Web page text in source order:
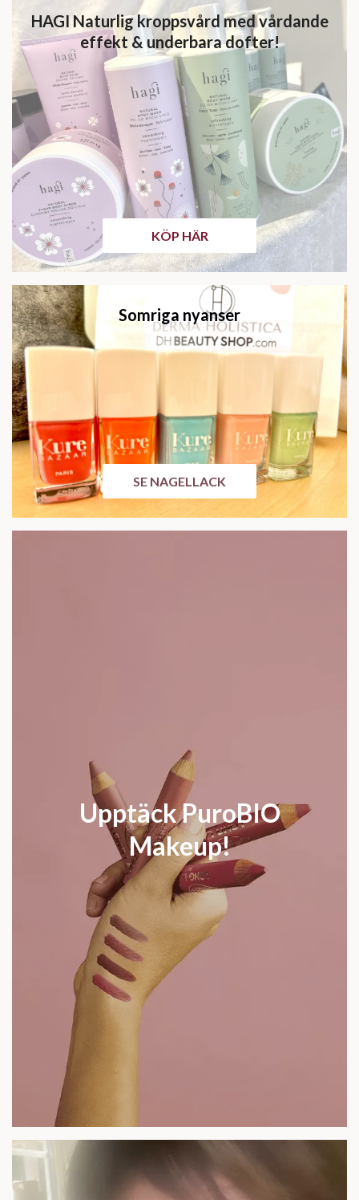
HAGI Naturlig kroppsvård med vårdande
effekt & underbara dofter!
KÖP HÄR
Somriga nyanser
SE NAGELLACK
Upptäck PuroBIO
Makeup!